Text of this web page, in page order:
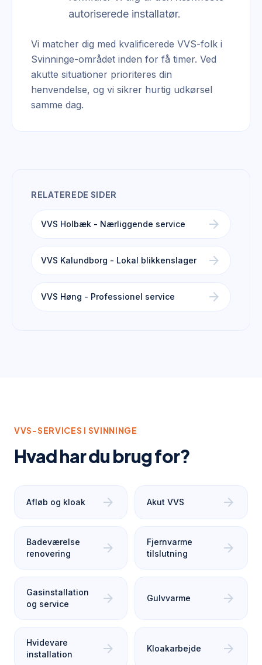
autoriserede installatør.
Vi matcher dig med kvalificerede VVS-folk i
Svinninge-området inden for få timer. Ved
akutte situationer prioriteres din
henvendelse, og vi sikrer hurtig udkørsel
samme dag.
RELATEREDE SIDER
VVS Holbæk - Nærliggende service arrow_forward
VVS Kalundborg - Lokal blikkenslager arrow_forward
VVS Høng - Professionel service arrow_forward
VVS-SERVICES I SVINNINGE
Hvad har du brug for?
Afløb og kloak arrow_forward Akut VVS arrow_forward
Badeværelse
renovering
arrow_forward
Fjernvarme
tilslutning
arrow_forward
Gasinstallation
og service
arrow_forward Gulvvarme arrow_forward
Hvidevare
installation
arrow_forward Kloakarbejde arrow_forward